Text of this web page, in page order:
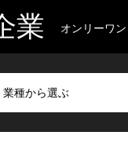
業 オンリーワ
業種から選ぶ